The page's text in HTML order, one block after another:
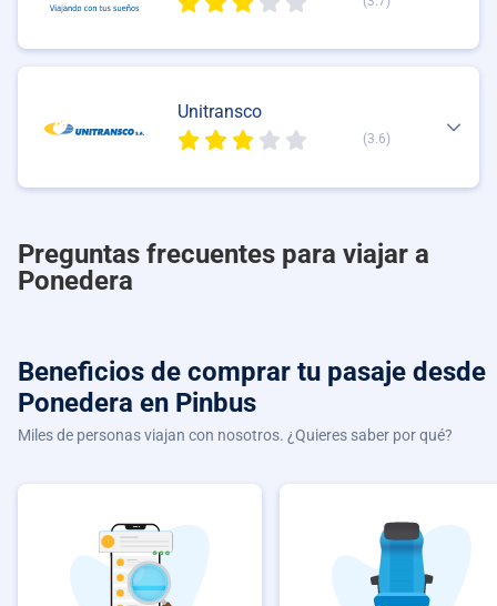
Unitransco
(3.6)
Preguntas frecuentes para viajar a
Ponedera
Beneficios de comprar tu pasaje desde
Ponedera en Pinbus
Miles de personas viajan con nosotros. ¿Quieres saber por qué?